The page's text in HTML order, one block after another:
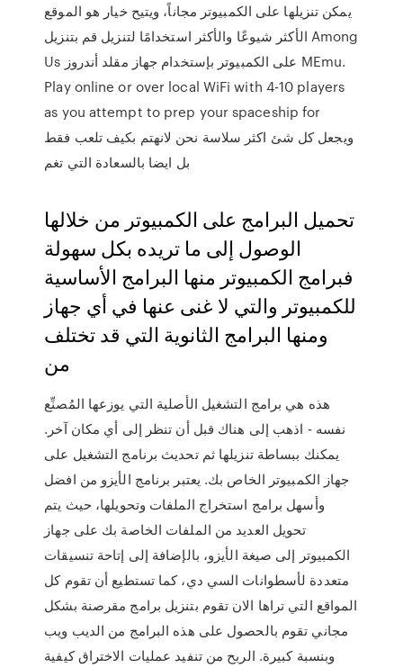
يمكن تنزيلها على الكمبيوتر مجاناً، ويتيح خيار هو الموقع
الأكثر شيوعًا والأكثر استخدامًا لتنزيل قم بتنزيل Among
Us على الكمبيوتر بإستخدام جهاز مقلد أندروز MEmu.
Play online or over local WiFi with 4-10 players
as you attempt to prep your spaceship for
ويجعل كل شئ اكثر سلاسة نحن لانهتم بكيف تلعب فقط
بل ايضا بالسعادة التي تغم
تحميل البرامج على الكمبيوتر من خلالها
الوصول إلى ما تريده بكل سهولة
فبرامج الكمبيوتر منها البرامج الأساسية
للكمبيوتر والتي لا غنى عنها في أي جهاز
ومنها البرامج الثانوية التي قد تختلف
من
هذه هي برامج التشغيل الأصلية التي يوزعها المُصنِّع
نفسه - اذهب إلى هناك قبل أن تنظر إلى أي مكان آخر.
يمكنك ببساطة تنزيلها ثم تحديث برنامج التشغيل على
جهاز الكمبيوتر الخاص بك. يعتبر برنامج الأيزو من افضل
وأسهل برامج استخراج الملفات وتحويلها، حيث يتم
تحويل العديد من الملفات الخاصة بك على جهاز
الكمبيوتر إلى صيغة الأيزو، بالإضافة إلى إتاحة تنسيقات
متعددة لأسطوانات السي دي، كما تستطيع أن تقوم كل
المواقع التي تراها الان تقوم بتنزيل برامج مقرصنة بشكل
مجاني تقوم بالحصول على هذه البرامج من الديب ويب
وبنسبة كبيرة. الربح من تنفيد عمليات الاختراق كيفية